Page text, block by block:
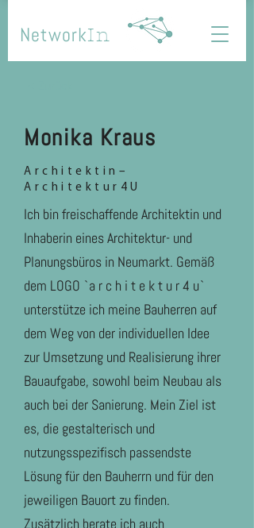
NetworkIn
Monika Kraus
Architektin–
Architektur4U
Ich bin freischaffende Architektin und
Inhaberin eines Architektur- und
Planungsbüros in Neumarkt. Gemäß
dem LOGO `a r c h i t e k t u r 4 u`
unterstütze ich meine Bauherren auf
dem Weg von der individuellen Idee
zur Umsetzung und Realisierung ihrer
Bauaufgabe, sowohl beim Neubau als
auch bei der Sanierung. Mein Ziel ist
es, die gestalterisch und
nutzungsspezifisch passendste
Lösung für den Bauherrn und für den
jeweiligen Bauort zu finden.
Zusätzlich berate ich auch